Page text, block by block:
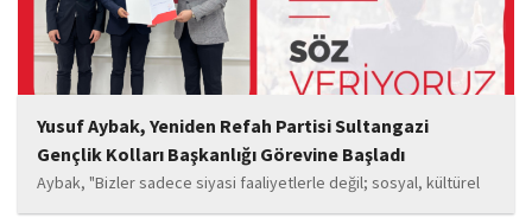
Yusuf Aybak, Yeniden Refah Partisi Sultangazi
Gençlik Kolları Başkanlığı Görevine Başladı
Aybak, "Bizler sadece siyasi faaliyetlerle değil; sosyal, kültürel
ve manevi değerleri güçlendiren çalışmalarla da gençlerimizin